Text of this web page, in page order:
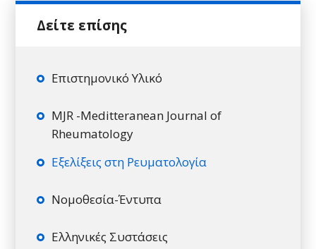
Επιστημονικό Υλικό
MJR -Meditteranean Journal of
Rheumatology
Εξελίξεις στη Ρευματολογία
Νομοθεσία-Έντυπα
Ελληνικές Συστάσεις